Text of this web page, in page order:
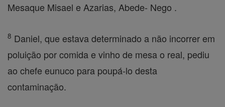
Mesaque Misael e Azarias, Abede- Nego .
8 Daniel, que estava determinado a não incorrer em
poluição por comida e vinho de mesa o real, pediu
ao chefe eunuco para poupá-lo desta
contaminação.